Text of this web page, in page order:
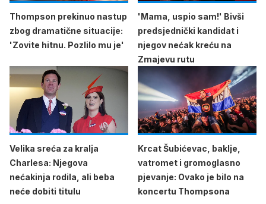
Thompson prekinuo nastup
zbog dramatične situacije:
'Zovite hitnu. Pozlilo mu je'
'Mama, uspio sam!' Bivši
predsjednički kandidat i
njegov nećak kreću na
Zmajevu rutu
Velika sreća za kralja
Charlesa: Njegova
nećakinja rodila, ali beba
neće dobiti titulu
Krcat Šubićevac, baklje,
vatromet i gromoglasno
pjevanje: Ovako je bilo na
koncertu Thompsona